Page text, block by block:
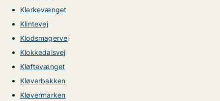
Klerkevænget
Klintevej
Klodsmagervej
Klokkedalsvej
Kløftevænget
Kløverbakken
Kløvermarken